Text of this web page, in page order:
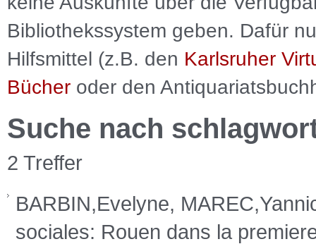
Bibliothekssystem geben. Dafür
Hilfsmittel (z.B. den Karlsruher
Bücher oder den
Suche nach
2 Treffer
BARBIN,Evelyne,
sociales: Rouen dans la